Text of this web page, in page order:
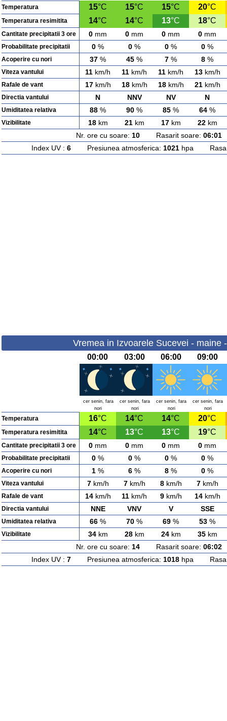
Temperatura 15°C 15°C 15°C 20°C
Temperatura resimitita 14°C 14°C 13°C 18°C
Cantitate precipitatii 3 ore 0 mm 0 mm 0 mm 0 mm
Probabilitate precipitatii 0 % 0 % 0 % 0 %
Acoperire cu nori 37 % 45 % 7 % 8 %
Viteza vantului 11 km/h 11 km/h 11 km/h 13km/h
Rafale de vant 17km/h 18km/h 18km/h 21km/h
Directia vantului N NNV NV N
Umiditatea relativa 88 % 90 % 85 % 64 %
Vizibilitate 18km 21km 17km 22km
Nr. ore cu soare: 10Rasarit soare: 06:01
Index UV : 6Presiunea atmosferica: 1021hpa
Vremea in Izvoarele Sucevei - maine
00:00 03:00 06:00 09:00
cer senin, fara
nori
cer senin, fara
nori
cer senin, fara
nori
cer senin, fara
nori
Temperatura 16°C 14°C 14°C 20°C
Temperatura resimitita 14°C 13°C 13°C 19°C
Cantitate precipitatii 3 ore 0 mm 0 mm 0 mm 0 mm
Probabilitate precipitatii 0 % 0 % 0 % 0 %
Acoperire cu nori 1 % 6 % 8 % 0 %
Viteza vantului 7km/h 7km/h 8km/h 7km/h
Rafale de vant 14km/h 11 km/h 9km/h 14km/h
Directia vantului NNE VNV V SSE
Umiditatea relativa 66 % 70 % 69 % 53 %
Vizibilitate 34km 28km 24km 35km
Nr. ore cu soare: 14Rasarit soare: 06:02
Index UV : 7Presiunea atmosferica: 1018hpa